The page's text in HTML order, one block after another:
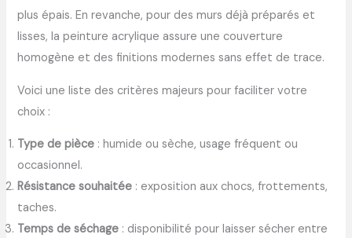
plus épais. En revanche, pour des murs déjà préparés et
lisses, la peinture acrylique assure une couverture
homogène et des finitions modernes sans effet de trace.
Voici une liste des critères majeurs pour faciliter votre
choix :
Type de pièce : humide ou sèche, usage fréquent ou
occasionnel.
Résistance souhaitée : exposition aux chocs, frottements,
taches.
Temps de séchage : disponibilité pour laisser sécher entre